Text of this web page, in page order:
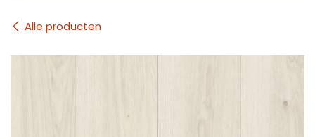
Alle producten